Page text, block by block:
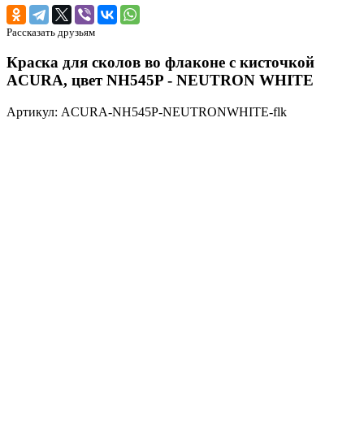
Рассказать друзьям
Краска для сколов во флаконе с кисточкой
ACURA, цвет NH545P - NEUTRON WHITE
Артикул: ACURA-NH545P-NEUTRONWHITE-flk